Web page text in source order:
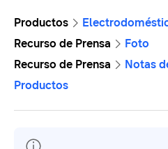
Productos
Recurso de Prensa
Foto
Recurso de Prensa
Notas
Productos